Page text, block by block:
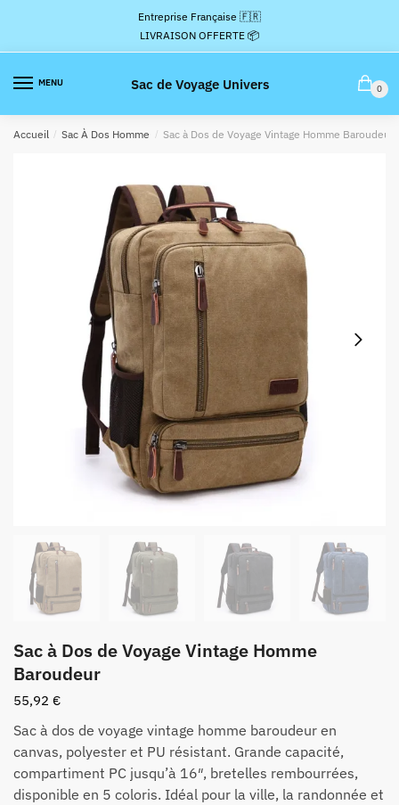
la
navigation
contenu
Entreprise Française 🇫🇷
LIVRAISON OFFERTE 📦
MENU Sac de Voyage Univers 0
Accueil / Sac À Dos Homme / Sac à Dos de Voyage Vintage Homme Baroudeur
Sac à Dos de Voyage Vintage Homme
Baroudeur
55,92 €
Sac à dos de voyage vintage homme baroudeur en
canvas, polyester et PU résistant. Grande capacité,
compartiment PC jusqu’à 16″, bretelles rembourrées,
disponible en 5 coloris. Idéal pour la ville, la randonnée et